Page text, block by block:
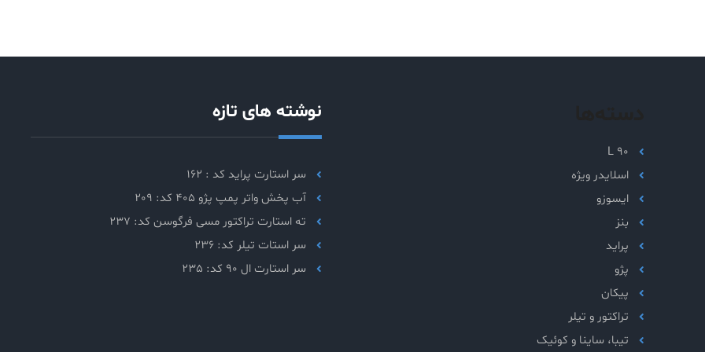
L 90
اسلایدر ویژه
ایسوزو
بنز
پراید
پژو
پیکان
تراکتور و تیلر
تیبا، ساینا و کوئیک
نوشته های تازه
سر استارت پراید کد : 162
آب پخش واتر پمپ پژو 405 کد: 209
ته استارت تراکتور مسی فرگوسن کد: 237
سر استات تیلر کد: 236
سر استارت ال 90 کد: 235